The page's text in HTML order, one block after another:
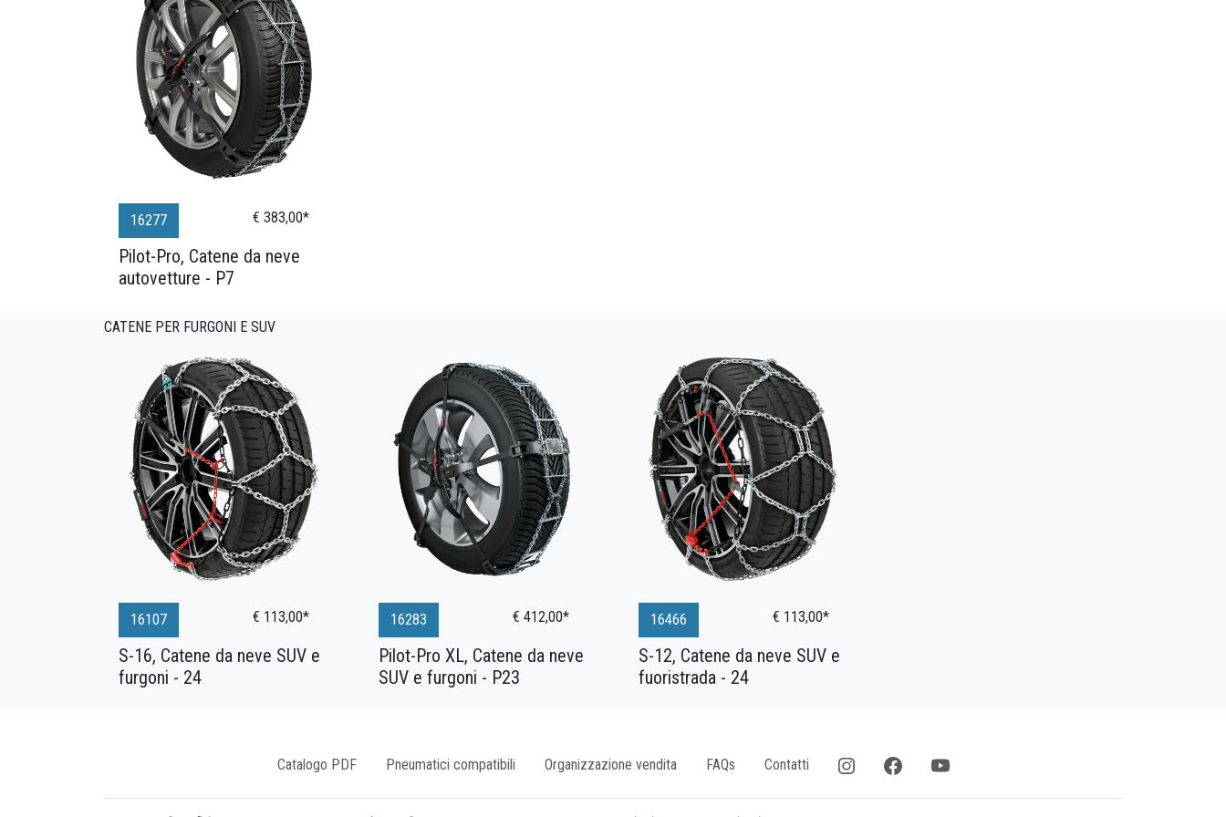
16277 € 383,00*
Pilot-Pro, Catene da neve
autovetture - P7
CATENE PER FURGONI E SUV
16107 € 113,00*
S-16, Catene da neve SUV e
furgoni - 24
16283 € 412,00*
Pilot-Pro XL, Catene da neve
SUV e furgoni - P23
16466 € 113,00*
S-12, Catene da neve SUV e
fuoristrada - 24
Catalogo PDF Pneumatici compatibili Organizzazione vendita FAQs Contatti